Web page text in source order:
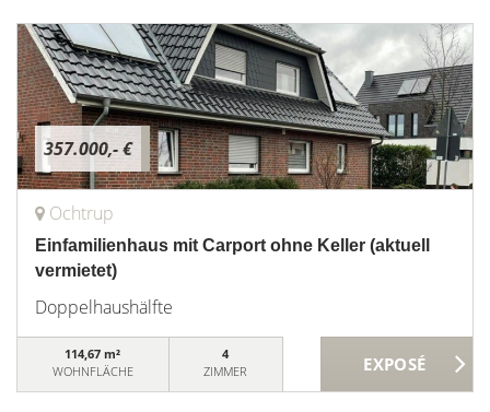
357.000,- €
Ochtrup
Einfamilienhaus mit Carport ohne Keller (aktuell
vermietet)
Doppelhaushälfte
114,67 m²
WOHNFLÄCHE
4
ZIMMER